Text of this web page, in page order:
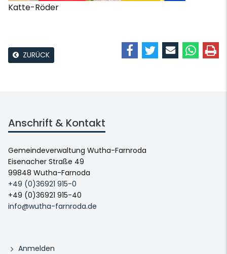
Katte-Röder
ZURÜCK
Anschrift & Kontakt
Gemeindeverwaltung Wutha-Farnroda
Eisenacher Straße 49
99848 Wutha-Farnoda
+49 (0)36921 915-0
+49 (0)36921 915-40
info@wutha-farnroda.de
Anmelden